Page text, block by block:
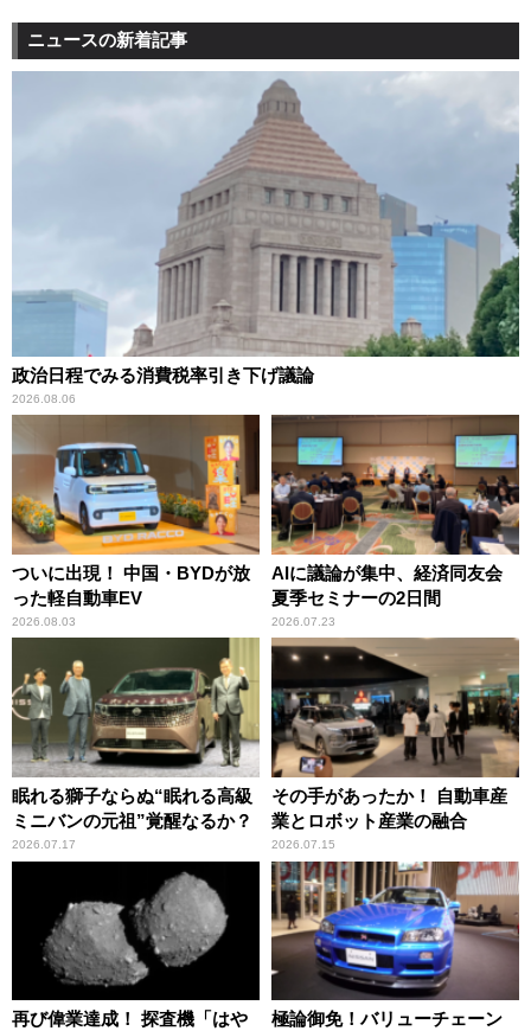
ニュースの新着記事
政治日程でみる消費税率引き下げ議論
2026.08.06
ついに出現！ 中国・BYDが放
った軽自動車EV
2026.08.03
AIに議論が集中、経済同友会
夏季セミナーの2日間
2026.07.23
眠れる獅子ならぬ“眠れる高級
ミニバンの元祖”覚醒なるか？
2026.07.17
その手があったか！ 自動車産
業とロボット産業の融合
2026.07.15
再び偉業達成！ 探査機「はや
極論御免！バリューチェーン